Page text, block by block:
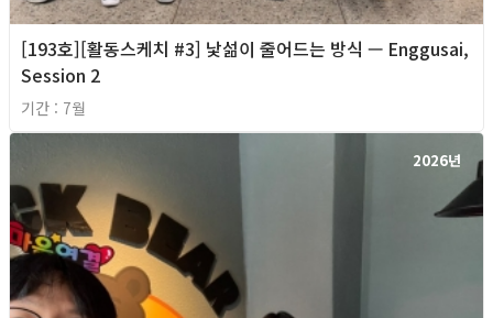
[193호][활동스케치 #3] 낯섦이 줄어드는 방식 — Enggusai,
Session 2
기간 : 7월
2026년